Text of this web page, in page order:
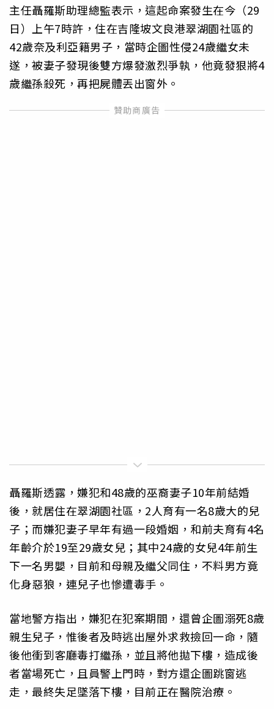
主任聶羅斯助理總監表示，這起命案發生在今（29
日）上午7時許，住在吉隆坡文良港翠湖園社區的
42歲奈及利亞籍男子，當時企圖性侵24歲繼女未
遂，被妻子發現後雙方爆發激烈爭執，他竟發狠將4
歲繼孫殺死，再把屍體丟出窗外。
聶羅斯透露，嫌犯和48歲的巫裔妻子10年前結婚
後，就居住在翠湖園社區，2人育有一名8歲大的兒
子；而嫌犯妻子早年有過一段婚姻，和前夫育有4名
年齡介於19至29歲女兒；其中24歲的女兒4年前生
下一名男嬰，目前和母親及繼父同住，不料男方竟
化身惡狼，連兒子也慘遭毒手。
當地警方指出，嫌犯在犯案期間，還曾企圖溺死8歲
親生兒子，惟後者及時逃出屋外求救撿回一命，隨
後他衝到客廳毒打繼孫，並且將他拋下樓，造成後
者當場死亡，且員警上門時，對方還企圖跳窗逃
走，最終失足墜落下樓，目前正在醫院治療。